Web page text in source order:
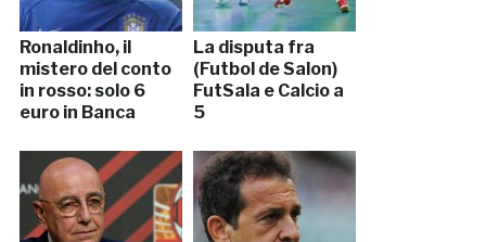
Ronaldinho, il
mistero del conto
in rosso: solo 6
euro in Banca
La disputa fra
(Futbol de Salon)
FutSala e Calcio a
5